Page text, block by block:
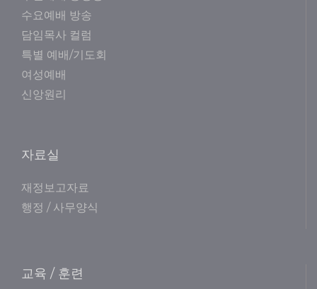
수요예배 방송
담임목사 컬럼
특별 예배/기도회
여성예배
신앙원리
자료실
재정보고자료
행정 / 사무양식
교육 / 훈련